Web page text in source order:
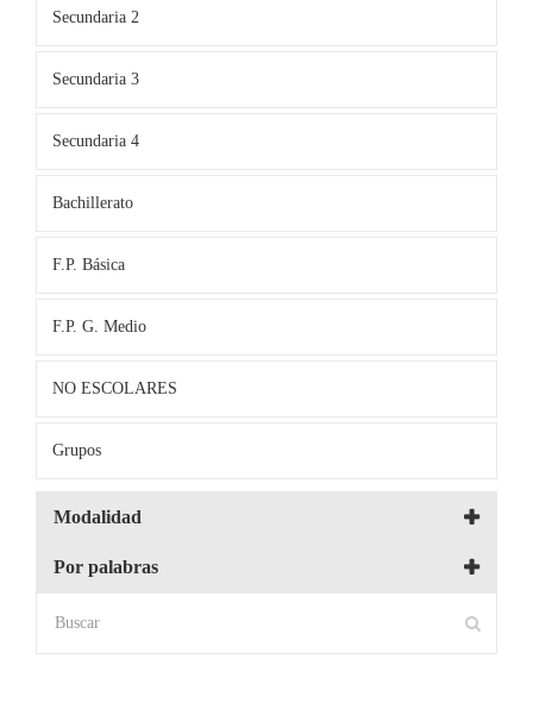
Secundaria 2
Secundaria 3
Secundaria 4
Bachillerato
F.P. Básica
F.P. G. Medio
NO ESCOLARES
Grupos
Modalidad
Por palabras